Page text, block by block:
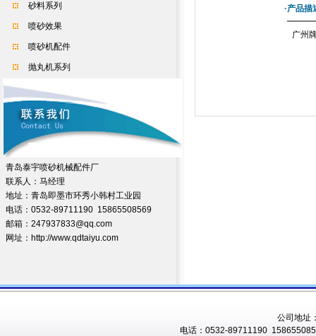
砂料系列
喷砂效果
喷砂机配件
抛丸机系列
青岛泰宇喷砂机械配件厂
联系人：马经理
地址：青岛即墨市环秀小韩村工业园
电话：0532-89711190 15865508569
邮箱：247937833@qq.com
网址：http://www.qdtaiyu.com
·产品描
广州
公司地址
电话：0532-89711190